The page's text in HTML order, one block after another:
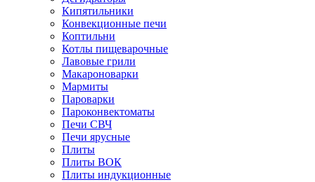
Кипятильники
Конвекционные печи
Коптильни
Котлы пищеварочные
Лавовые грили
Макароноварки
Мармиты
Пароварки
Пароконвектоматы
Печи СВЧ
Печи ярусные
Плиты
Плиты ВОК
Плиты индукционные